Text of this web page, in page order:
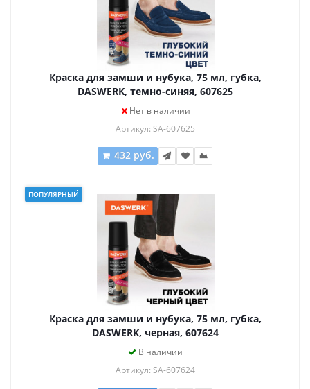
Краска для замши и нубука, 75 мл, губка,
DASWERK, темно-синяя, 607625
Нет в наличии
Артикул: SA-607625
432 руб.
ПОПУЛЯРНЫЙ
Краска для замши и нубука, 75 мл, губка,
DASWERK, черная, 607624
В наличии
Артикул: SA-607624